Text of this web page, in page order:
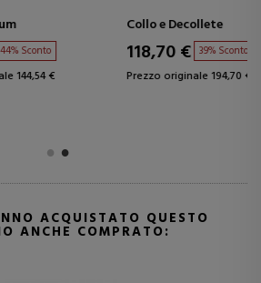
Collo e Decollete
118,70 € 39% Sconto
Prezzo originale 194,70 €
ACQUISTATO QUESTO
ANCHE COMPRATO: